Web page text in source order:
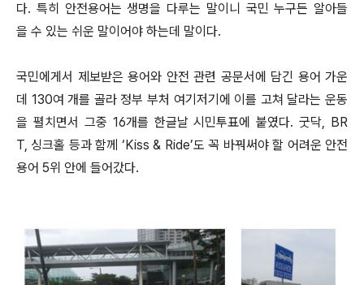
다. 특히 안전용어는 생명을 다루는 말이니 국민 누구든 알아들
을 수 있는 쉬운 말이어야 하는데 말이다.
국민에게서 제보받은 용어와 안전 관련 공문서에 담긴 용어 가운
데 130여 개를 골라 정부 부처 여기저기에 이를 고쳐 달라는 운동
을 펼치면서 그중 16개를 한글날 시민투표에 붙였다. 굿닥, BR
T, 싱크홀 등과 함께 ‘Kiss & Ride’도 꼭 바꿔써야 할 어려운 안전
용어 5위 안에 들어갔다.